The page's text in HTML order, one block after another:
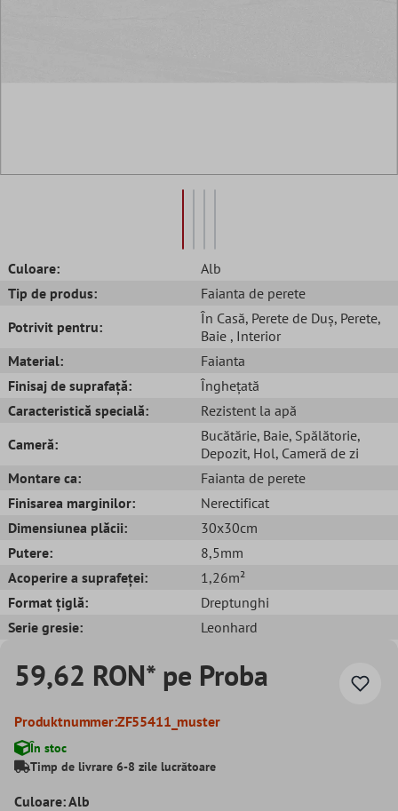
Culoare:
Alb
Tip de produs:
Faianta de perete
Potrivit pentru:
În Casă, Perete de Duș, Perete,
Baie , Interior
Material:
Faianta
Finisaj de suprafață:
Înghețată
Caracteristică specială:
Rezistent la apă
Cameră:
Bucătărie, Baie, Spălătorie,
Depozit, Hol, Cameră de zi
Montare ca:
Faianta de perete
Finisarea marginilor:
Nerectificat
Dimensiunea plăcii:
30x30cm
Putere:
8,5mm
Acoperire a suprafeței:
1,26m²
Format țiglă:
Dreptunghi
Serie gresie:
Leonhard
59,62 RON* pe Proba
Produktnummer:ZF55411_muster
În stoc
Timp de livrare 6-8 zile lucrătoare
Culoare: Alb